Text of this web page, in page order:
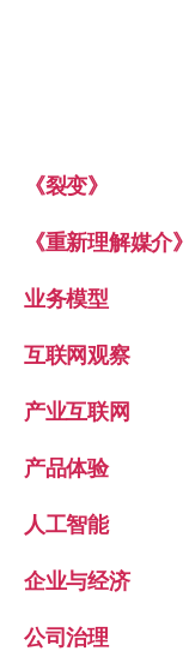
《裂变》
《重新理解媒介》
业务模型
互联网观察
产业互联网
产品体验
人工智能
企业与经济
公司治理